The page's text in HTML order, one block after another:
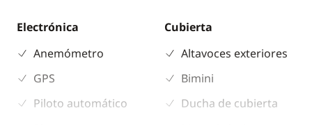
Electrónica
Anemómetro
GPS
Piloto automático
Cubierta
Altavoces exteriores
Bimini
Ducha de cubierta